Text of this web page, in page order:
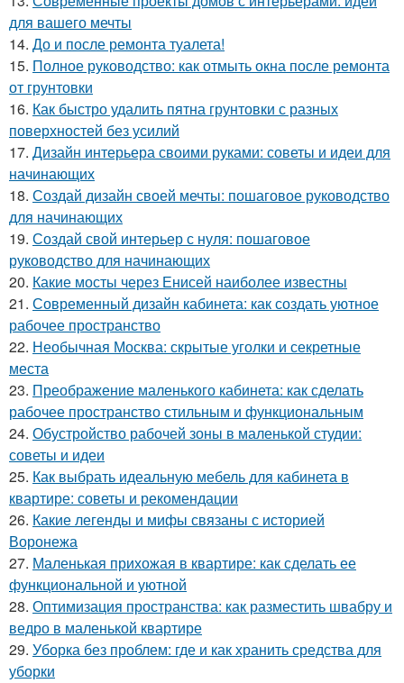
для вашего мечты
14. До и после ремонта туалета!
15. Полное руководство: как отмыть окна после ремонта
от грунтовки
16. Как быстро удалить пятна грунтовки с разных
поверхностей без усилий
17. Дизайн интерьера своими руками: советы и идеи для
начинающих
18. Создай дизайн своей мечты: пошаговое руководство
для начинающих
19. Создай свой интерьер с нуля: пошаговое
руководство для начинающих
20. Какие мосты через Енисей наиболее известны
21. Современный дизайн кабинета: как создать уютное
рабочее пространство
22. Необычная Москва: скрытые уголки и секретные
места
23. Преображение маленького кабинета: как сделать
рабочее пространство стильным и функциональным
24. Обустройство рабочей зоны в маленькой студии:
советы и идеи
25. Как выбрать идеальную мебель для кабинета в
квартире: советы и рекомендации
26. Какие легенды и мифы связаны с историей
Воронежа
27. Маленькая прихожая в квартире: как сделать ее
функциональной и уютной
28. Оптимизация пространства: как разместить швабру и
ведро в маленькой квартире
29. Уборка без проблем: где и как хранить средства для
уборки